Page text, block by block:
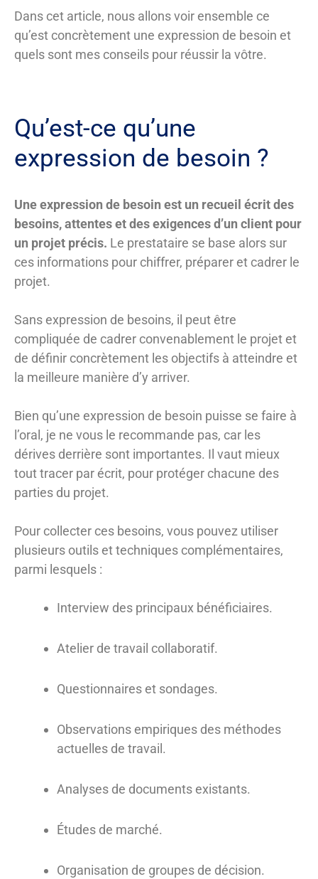
Dans cet article, nous allons voir ensemble ce
qu’est concrètement une expression de besoin et
quels sont mes conseils pour réussir la vôtre.
Qu’est-ce qu’une
expression de besoin ?
Une expression de besoin est un recueil écrit des
besoins, attentes et des exigences d’un client pour
un projet précis. Le prestataire se base alors sur
ces informations pour chiffrer, préparer et cadrer le
projet.
Sans expression de besoins, il peut être
compliquée de cadrer convenablement le projet et
de définir concrètement les objectifs à atteindre et
la meilleure manière d’y arriver.
Bien qu’une expression de besoin puisse se faire à
l’oral, je ne vous le recommande pas, car les
dérives derrière sont importantes. Il vaut mieux
tout tracer par écrit, pour protéger chacune des
parties du projet.
Pour collecter ces besoins, vous pouvez utiliser
plusieurs outils et techniques complémentaires,
parmi lesquels :
Interview des principaux bénéficiaires.
Atelier de travail collaboratif.
Questionnaires et sondages.
Observations empiriques des méthodes
actuelles de travail.
Analyses de documents existants.
Études de marché.
Organisation de groupes de décision.